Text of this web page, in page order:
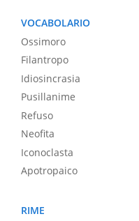
VOCABOLARIO
Ossimoro
Filantropo
Idiosincrasia
Pusillanime
Refuso
Neofita
Iconoclasta
Apotropaico
RIME